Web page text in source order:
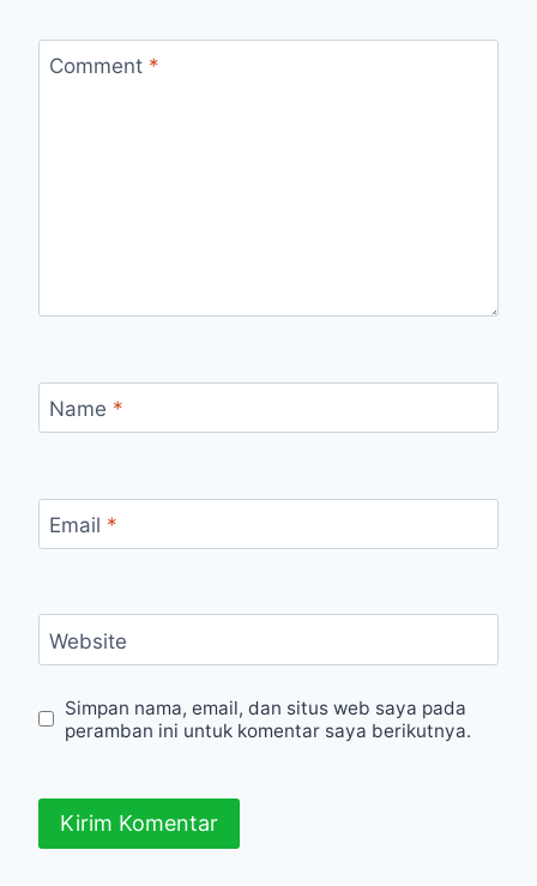
Comment *
Name *
Email *
Website
Simpan nama, email, dan situs web saya pada
peramban ini untuk komentar saya berikutnya.